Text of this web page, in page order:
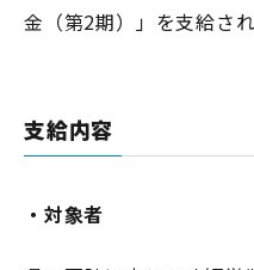
金（第2期）」を支給され
支給内容
・対象者